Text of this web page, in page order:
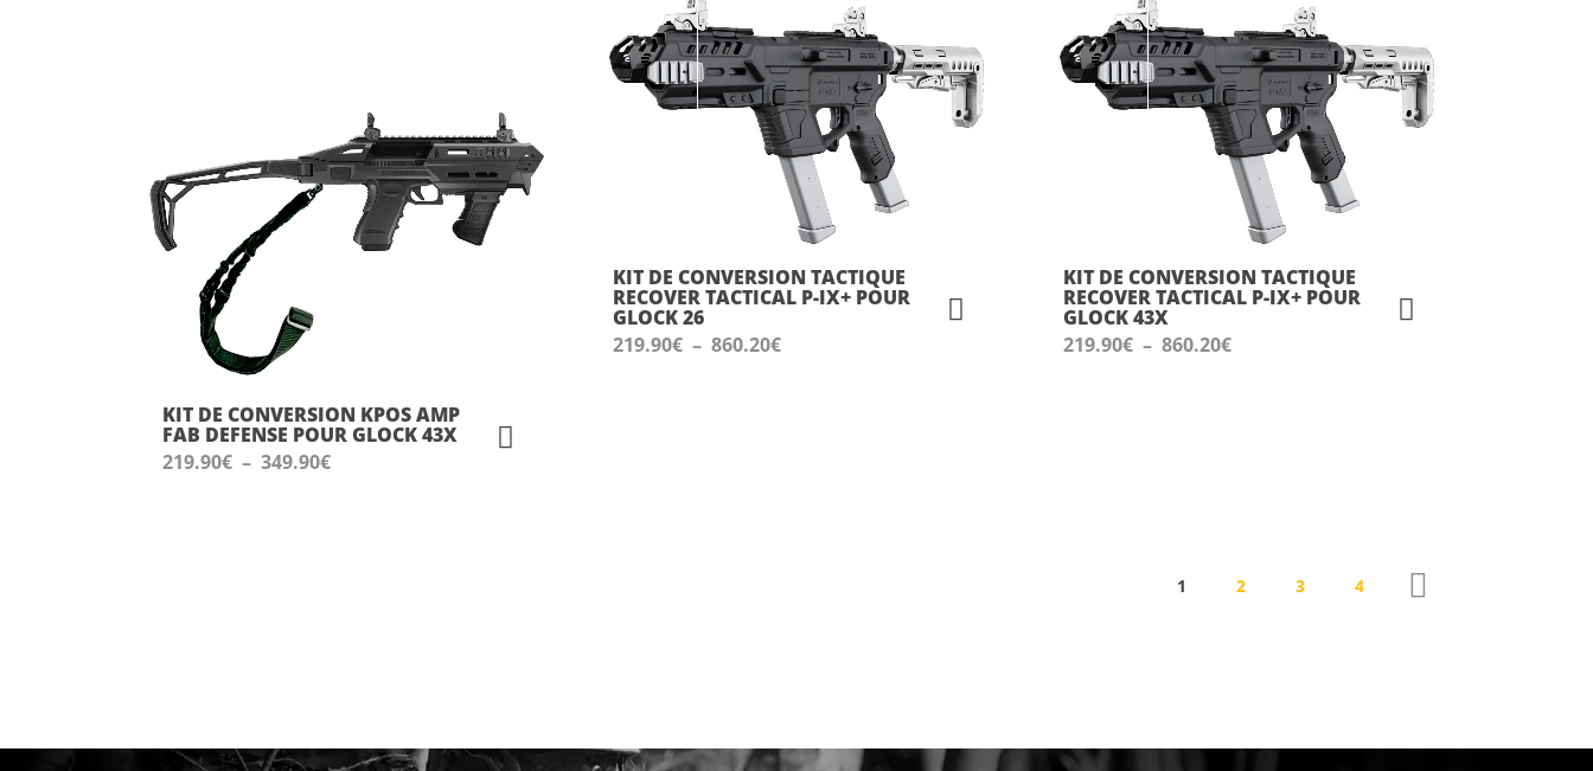
KIT DE CONVERSION KPOS AMP
FAB DEFENSE POUR GLOCK 43X
219.90€ – 349.90€Plage
KIT DE CONVERSION TACTIQUE
RECOVER TACTICAL P-IX+ POUR
GLOCK 26
219.90€ – 860.20€Plage
KIT DE CONVERSION TACTIQUE
RECOVER TACTICAL P-IX+ POUR
GLOCK 43X
219.90€ – 860.20€Plage
1 2 3 4